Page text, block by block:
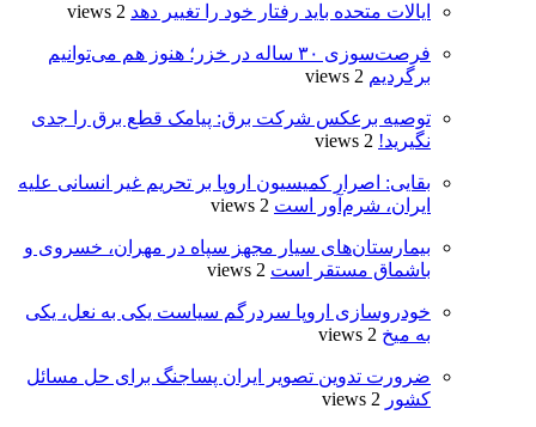
ایالات متحده باید رفتار خود را تغییر دهد 2 views
فرصت‌سوزی ۳۰ ساله در خزر؛ هنوز هم می‌توانیم
برگردیم 2 views
توصیه برعکس شرکت برق: پیامک قطع برق را جدی
نگیرید! 2 views
بقایی: اصرار کمیسیون اروپا بر تحریم غیر انسانی علیه
ایران، شرم‌آور است 2 views
بیمارستان‌های سیار مجهز سپاه در مهران، خسروی و
باشماق مستقر است 2 views
خودروسازی اروپا سردرگم سیاست یکی به نعل، یکی
به میخ 2 views
ضرورت تدوین تصویر ایران پساجنگ برای حل مسائل
کشور 2 views